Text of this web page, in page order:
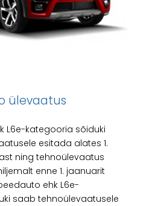
ülevaatus
L6e-kategooria sõiduki
esitada alates 1.
ning tehnoülevaatus
enne 1. jaanuarit
ehk L6e-
saab tehnoülevaatusele